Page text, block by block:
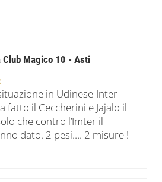
Club Magico 10 - Asti
in Udinese-Inter
fatto il Ceccherini e Jajalo il
che contro l’Imter il
dato. 2 pesi…. 2 misure !